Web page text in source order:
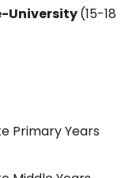
University(15-18
Primary Years